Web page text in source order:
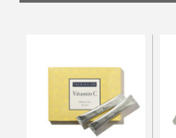
とか。ハイグレードの
とは困難を極めるとい
第10回 マヌカハニーの効果
第11回 マヌカハニーの効果②
第41回 マヌカハニーの効果③